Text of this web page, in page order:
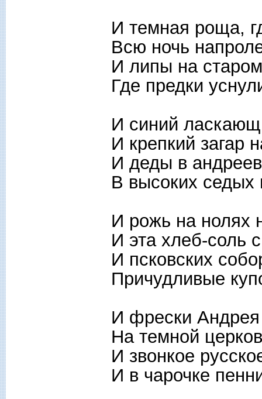
И темная роща,
Всю ночь
И липы на
Где предки
И синий
И крепкий загар
И деды в
В высоких седых
И рожь на нолях
И эта хлеб-соль
И псковских
Причудливые
И фрески
На темной
И звонкое
И в чарочке